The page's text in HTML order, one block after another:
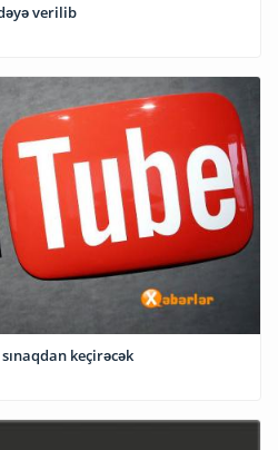
verilib
keçirəcək